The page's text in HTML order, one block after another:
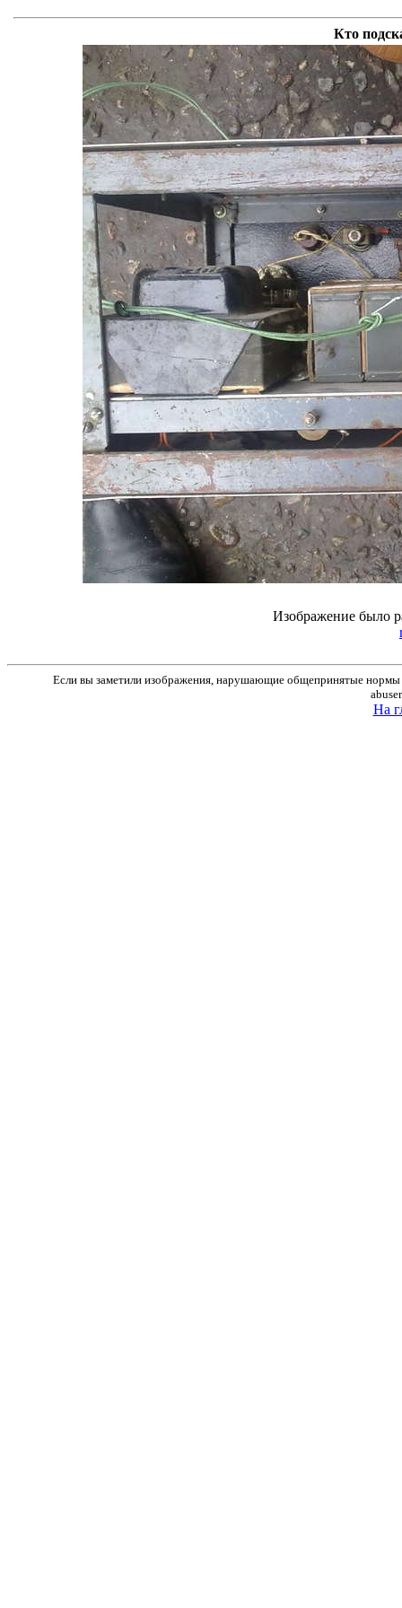
Кто
Изображение было
Если вы заметили изображения, нарушающие общепринятые нормы
На